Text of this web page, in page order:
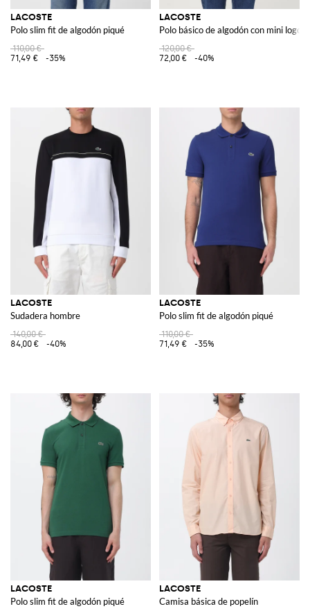
LACOSTE
Polo slim fit de algodón piqué
110,00 €
71,49 €
-35%
LACOSTE
Polo básico de algodón con mini logo
120,00 €
72,00 €
-40%
LACOSTE
Sudadera hombre
140,00 €
84,00 €
-40%
LACOSTE
Polo slim fit de algodón piqué
110,00 €
71,49 €
-35%
LACOSTE
Polo slim fit de algodón piqué
LACOSTE
Camisa básica de popelín